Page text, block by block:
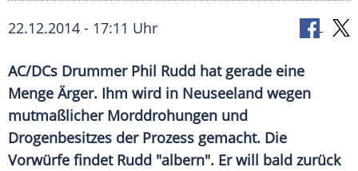
22.12.2014 - 17:11 Uhr
AC/DCs Drummer Phil Rudd hat gerade eine
Menge Ärger. Ihm wird in Neuseeland wegen
mutmaßlicher Morddrohungen und
Drogenbesitzes der Prozess gemacht. Die
Vorwürfe findet Rudd "albern". Er will bald zurück